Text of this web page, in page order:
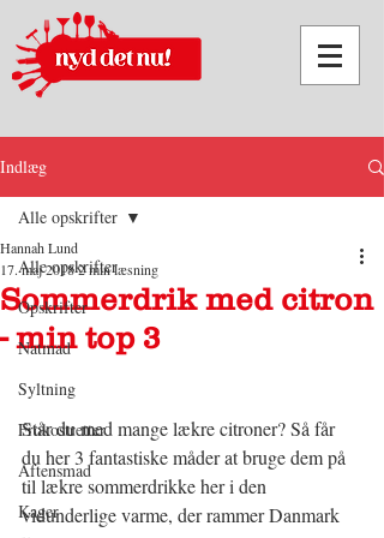
Indlæg
Alle opskrifter
Opskrifter
Natmad
Syltning
Frokostretter
Aftensmad
Kager
Alle opskrifter
Sommerdrik med citron
- min top 3
Hannah Lund
17. maj 20182 min læsning
Står du med mange lækre citroner? Så får
du her 3 fantastiske måder at bruge dem på
til lækre sommerdrikke her i den
vidunderlige varme, der rammer Danmark